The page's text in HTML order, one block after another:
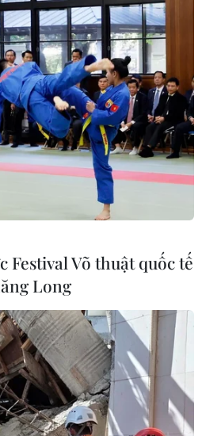
dù đã bước vào mùa mưa
các nhà xưởng, cơ sở sản
ở mức cao do thời tiết còn
xen kẽ.
biệt gay gắt ở
dịu dần
Festival Võ thuật quốc tế
Long